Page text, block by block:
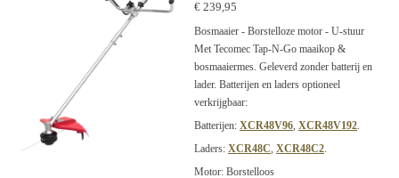
€ 239,95
Bosmaaier - Borstelloze motor - U-stuur
Met Tecomec Tap-N-Go maaikop &
bosmaaiermes. Geleverd zonder batterij en
lader. Batterijen en laders optioneel
verkrijgbaar:
Batterijen: XCR48V96, XCR48V192.
Laders: XCR48C, XCR48C2.
Motor: Borstelloos